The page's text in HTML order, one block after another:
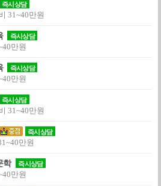
즉시상담
31~40만원
즉시상담
만원
즉시상담
만원
즉시상담
31~40만원
즉시상담
만원
학 즉시상담
만원